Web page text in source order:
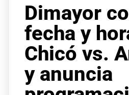
Dimayor
fecha y
Chicó vs.
y anuncia